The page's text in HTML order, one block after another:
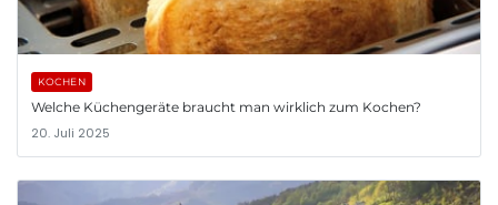
KOCHEN
Welche Küchengeräte braucht man wirklich zum Kochen?
20. Juli 2025